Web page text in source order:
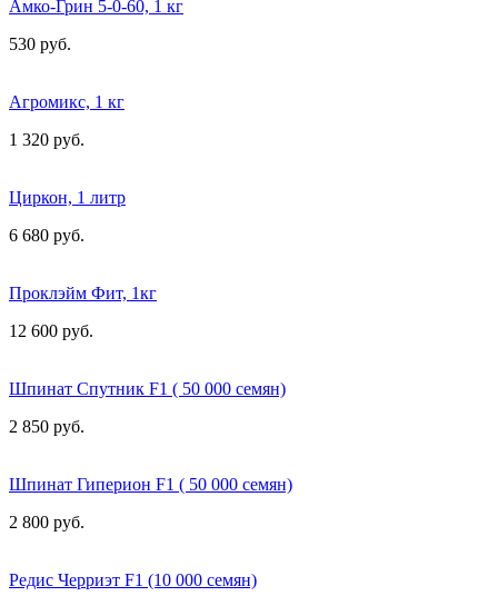
Амко-Грин 5-0-60, 1 кг
530 руб.
Агромикс, 1 кг
1 320 руб.
Циркон, 1 литр
6 680 руб.
Проклэйм Фит, 1кг
12 600 руб.
Шпинат Спутник F1 ( 50 000 семян)
2 850 руб.
Шпинат Гиперион F1 ( 50 000 семян)
2 800 руб.
Редис Черриэт F1 (10 000 семян)